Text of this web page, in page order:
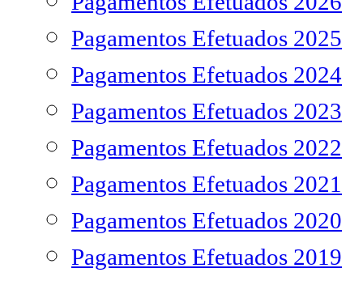
Pagamentos Efetuados 2025
Pagamentos Efetuados 2024
Pagamentos Efetuados 2023
Pagamentos Efetuados 2022
Pagamentos Efetuados 2021
Pagamentos Efetuados 2020
Pagamentos Efetuados 2019